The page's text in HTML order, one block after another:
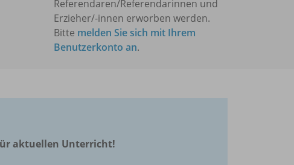
Referendaren/Referendarinnen und
Erzieher/-innen erworben werden.
Bitte melden Sie sich mit Ihrem
Benutzerkonto an.
aktuellen Unterricht!